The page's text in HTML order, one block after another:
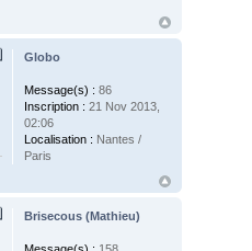
Globo
Message(s) : 86
Inscription : 21 Nov 2013,
02:06
Localisation : Nantes /
Paris
Brisecous (Mathieu)
Message(s) : 158